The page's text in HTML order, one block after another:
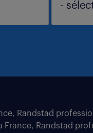
Randstad
France, Randstad